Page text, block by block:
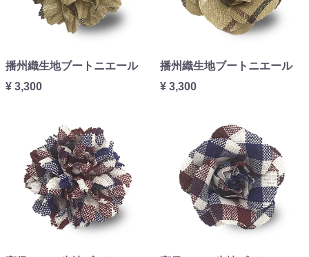
播州織生地ブートニエール
¥ 3,300
播州織生地ブートニエール
¥ 3,300